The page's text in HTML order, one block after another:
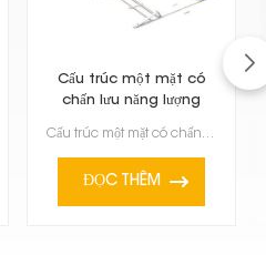
Cấu trúc một mặt có
chấn lưu năng lượng
Cấu trúc một mặt có chấn lưu năng lượng mặt trời là hệ thống lắp đặt dùng vật nặng để giữ các tấm pi...
ĐỌC THÊM